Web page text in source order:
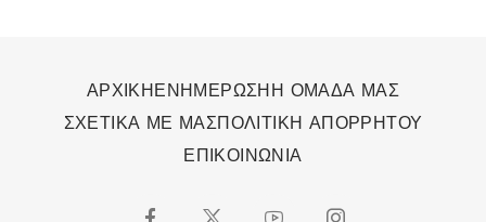
ΑΡΧΙΚΗΕΝΗΜΕΡΩΣΗΗ ΟΜΑΔΑ ΜΑΣ
ΣΧΕΤΙΚΑ ΜΕ ΜΑΣΠΟΛΙΤΙΚΗ ΑΠΟΡΡΗΤΟΥ
ΕΠΙΚΟΙΝΩΝΙΑ